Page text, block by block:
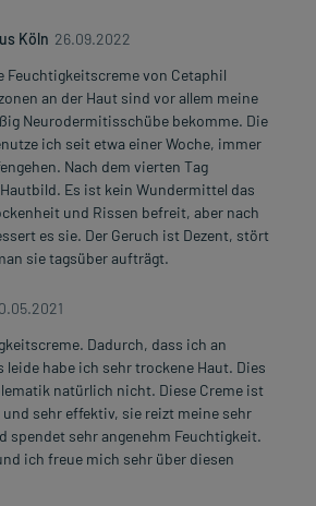
Köln 26.09.2022
von Cetaphil
an der Haut sind vor allem meine
Neurodermitisschübe bekomme. Die
ich seit etwa einer Woche, immer
Nach dem vierten Tag
Es ist kein Wundermittel das
und Rissen befreit, aber nach
es sie. Der Geruch ist Dezent, stört
sie tagsüber aufträgt.
Dadurch, dass ich an
habe ich sehr trockene Haut. Dies
natürlich nicht. Diese Creme ist
sehr effektiv, sie reizt meine sehr
spendet sehr angenehm Feuchtigkeit.
ich freue mich sehr über diesen